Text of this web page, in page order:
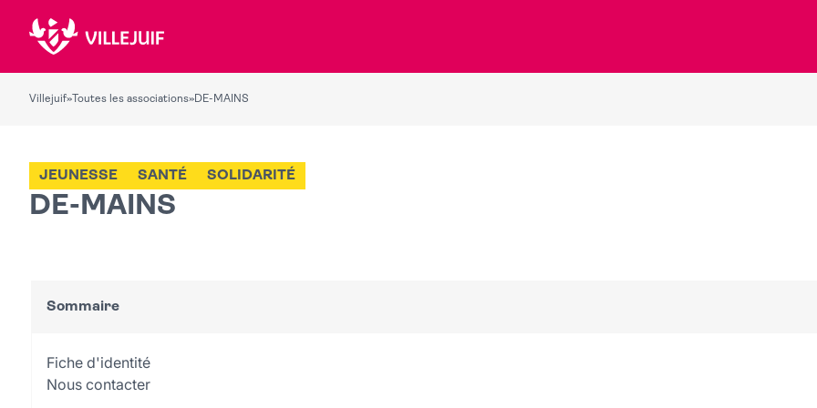
Villejuif» Toutes les associations»DE-MAINS
DE-MAINS
JEUNESSE SANTÉ SOLIDARITÉ
Sommaire
Fiche d'identité
Nous contacter